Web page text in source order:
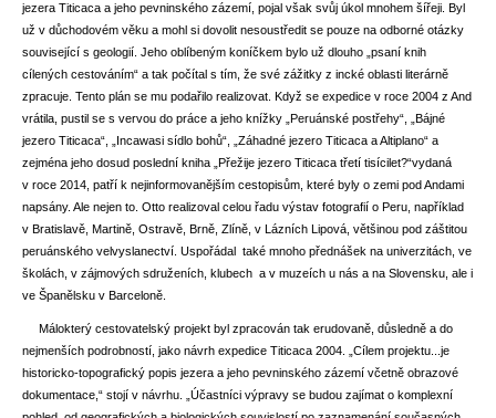
jezera Titicaca a jeho pevninského zázemí, pojal však svůj úkol mnohem šířeji. Byl
už v důchodovém věku a mohl si dovolit nesoustředit se pouze na odborné otázky
související s geologií. Jeho oblíbeným koníčkem bylo už dlouho „psaní knih
cílených cestováním“ a tak počítal s tím, že své zážitky z incké oblasti literárně
zpracuje. Tento plán se mu podařilo realizovat. Když se expedice v roce 2004 z And
vrátila, pustil se s vervou do práce a jeho knížky „Peruánské postřehy“, „Bájné
jezero Titicaca“, „Incawasi sídlo bohů“, „Záhadné jezero Titicaca a Altiplano“ a
zejména jeho dosud poslední kniha „Přežije jezero Titicaca třetí tisícilet?“vydaná
v roce 2014, patří k nejinformovanějším cestopisům, které byly o zemi pod Andami
napsány. Ale nejen to. Otto realizoval celou řadu výstav fotografií o Peru, například
v Bratislavě, Martině, Ostravě, Brně, Zlíně, v Lázních Lipová, většinou pod záštitou
peruánského velvyslanectví. Uspořádal také mnoho přednášek na univerzitách, ve
školách, v zájmových sdruženích, klubech a v muzeích u nás a na Slovensku, ale i
ve Španělsku v Barceloně.
Málokterý cestovatelský projekt byl zpracován tak erudovaně, důsledně a do
nejmenších podrobností, jako návrh expedice Titicaca 2004. „Cílem projektu...je
historicko-topografický popis jezera a jeho pevninského zázemí včetně obrazové
dokumentace,“ stojí v návrhu. „Účastníci výpravy se budou zajímat o komplexní